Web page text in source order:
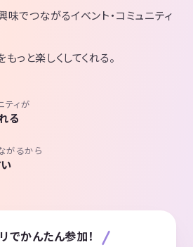
でつながるイベント・コミュニティ
っと楽しくしてくれる。
ティが
る
がるから
でかんたん参加！